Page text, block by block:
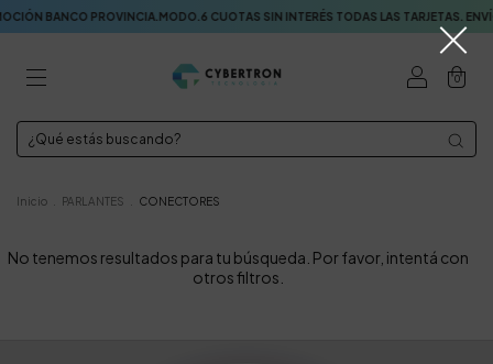
BANCO PROVINCIA.MODO.6 CUOTAS SIN INTERÉS TODAS LAS TARJETAS.
0
Inicio PARLANTES CONECTORES
No tenemos resultados para tu búsqueda. Por favor, intentá con
otros filtros.